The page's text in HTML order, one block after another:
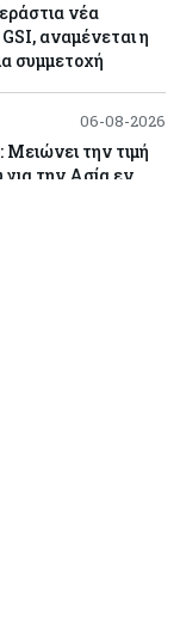
νέα
αναμένεται η
συμμετοχή
06-08-2026
την τιμή
για την Ασία εν